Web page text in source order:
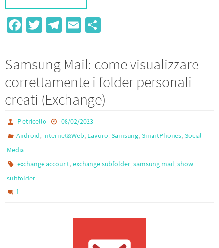
Fa
o
o
k
T
er
Te
gr
a
m
E
ail
e
Samsung Mail: come visualizzare
correttamente i folder personali
creati (Exchange)
Pietricello
08/02/2023
Android, Internet&Web, Lavoro,Samsung,SmartPhones,Social
Media
exchange account,exchange subfolder,samsung mail,show
subfolder
1